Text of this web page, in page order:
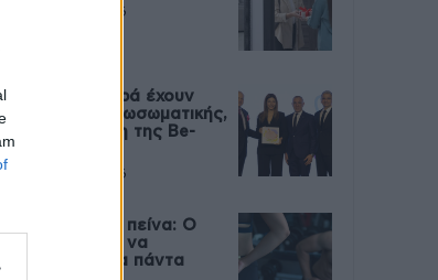
2026
από 100 μωρά έχουν
μέσω εξωσωματικής,
την υποστήριξη της Be-
2026
πείνα: Ο
που θέλεις να
τα πάντα